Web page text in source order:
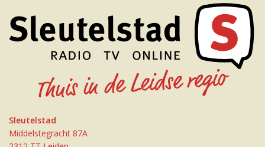
Sleutelstad
Middelstegracht 87A